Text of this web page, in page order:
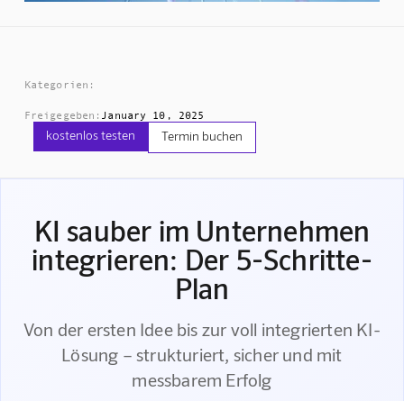
Kategorien:
Freigegeben: January 10, 2025
kostenlos testen Termin buchen
KI sauber im Unternehmen
integrieren: Der 5-Schritte-
Plan
Von der ersten Idee bis zur voll integrierten KI-
Lösung – strukturiert, sicher und mit
messbarem Erfolg